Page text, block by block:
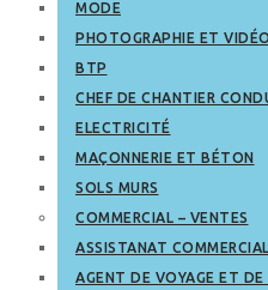
MODE
PHOTOGRAPHIE ET VIDÉO
BTP
CHEF DE CHANTIER
ELECTRICITÉ
MAÇONNERIE ET BÉTON
SOLS MURS
COMMERCIAL – VENTES
ASSISTANAT COMMERCIAL
AGENT DE VOYAGE ET DE